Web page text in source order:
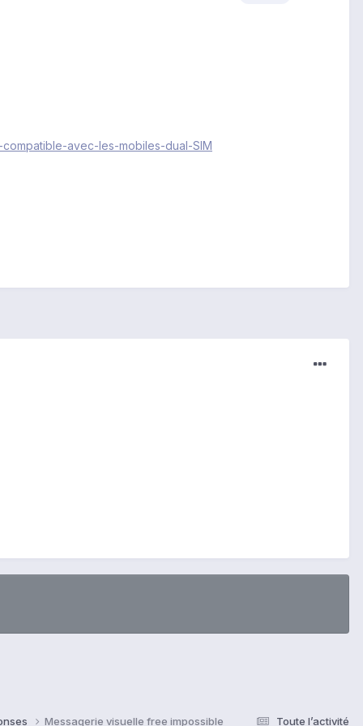
avec-les-mobiles-dual-SIM
Toute l’activité
Messagerie visuelle free impossible